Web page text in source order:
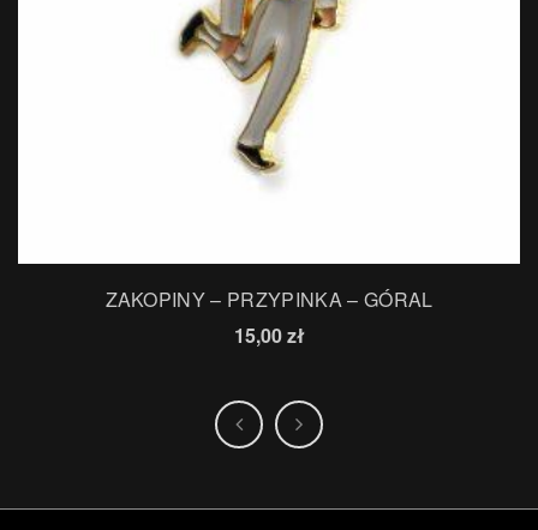
ZAKOPINY – PRZYPINKA – GÓRAL
15,00zł